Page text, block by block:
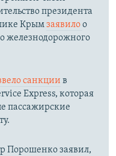
президента
Крымзаявилоо
железнодорожного
санкции в
Express, которая
пассажирские
Порошенко заявил,